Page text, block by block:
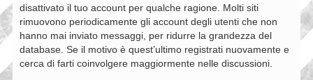
disattivato il tuo account per qualche ragione. Molti siti
rimuovono periodicamente gli account degli utenti che non
hanno mai inviato messaggi, per ridurre la grandezza del
database. Se il motivo è quest’ultimo registrati nuovamente e
cerca di farti coinvolgere maggiormente nelle discussioni.